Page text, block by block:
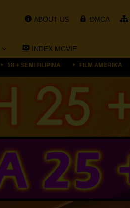
ABOUT US DMCA
INDEX MOVIE
18 + SEMI FILIPINA FILM AMERIKA